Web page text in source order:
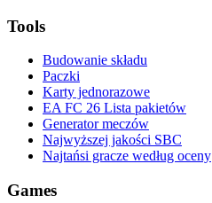
Tools
Budowanie składu
Paczki
Karty jednorazowe
EA FC 26 Lista pakietów
Generator meczów
Najwyższej jakości SBC
Najtańsi gracze według oceny
Games